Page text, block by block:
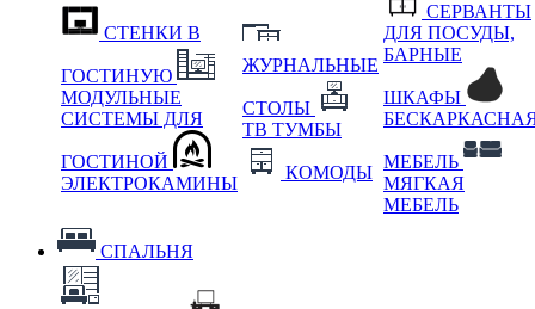
СТЕНКИ В
ГОСТИНУЮ
МОДУЛЬНЫЕ
СИСТЕМЫ ДЛЯ
ГОСТИНОЙ
ЭЛЕКТРОКАМИНЫ
ЖУРНАЛЬНЫЕ
СТОЛЫ
ТВ ТУМБЫ
КОМОДЫ
СЕРВАНТЫ
ДЛЯ ПОСУДЫ,
БАРНЫЕ
ШКАФЫ
МЕБЕЛЬ
МЯГКАЯ
МЕБЕЛЬ
СПАЛЬНЯ